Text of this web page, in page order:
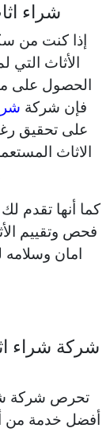
شراء
إذا كنت من
الأثاث التي
الحصول على
فإن شركة
على تحقيق
الاثاث
كما أنها تقدم
فحص وتقييم
امان وسلامه
شركة شراء
تحرص شركة
أفضل خدمة من